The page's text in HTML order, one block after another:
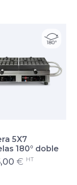
5X7
180° doble
€ HT